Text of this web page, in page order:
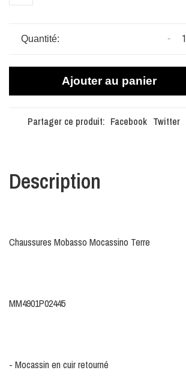
Quantité: -
Ajouter au panier
Partager ce produit: Facebook Twitter
Description
Chaussures Mobasso Mocassino Terre
MM4901P02445
- Mocassin en cuir retourné